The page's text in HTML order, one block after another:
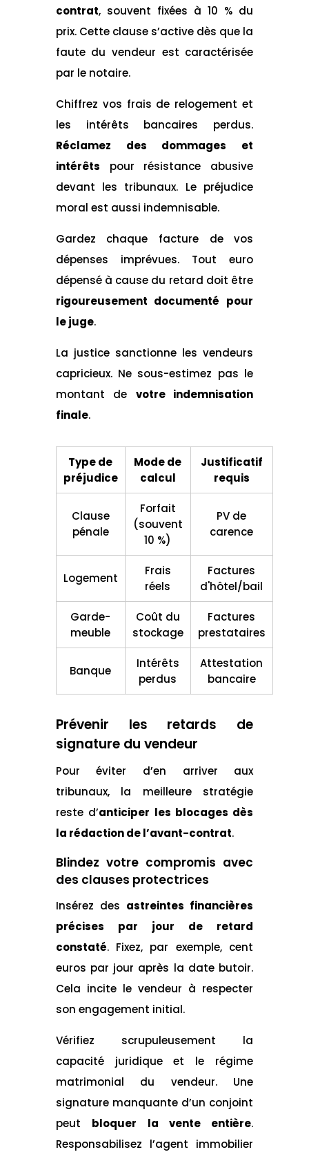
contrat, souvent fixées à 10 % du
prix. Cette clause s’active dès que la
faute du vendeur est caractérisée
par le notaire.
Chiffrez vos frais de relogement et
les intérêts bancaires perdus.
Réclamez des dommages et
intérêts pour résistance abusive
devant les tribunaux. Le préjudice
moral est aussi indemnisable.
Gardez chaque facture de vos
dépenses imprévues. Tout euro
dépensé à cause du retard doit être
rigoureusement documenté pour
le juge.
La justice sanctionne les vendeurs
capricieux. Ne sous-estimez pas le
montant de votre indemnisation
finale.
Type de
préjudice
Mode de
calcul
Justificatif
requis
Clause
pénale
Forfait
(souvent
10 %)
PV de
carence
Logement
Frais
réels
Factures
d'hôtel/bail
Garde-
meuble
Coût du
stockage
Factures
prestataires
Banque
Intérêts
perdus
Attestation
bancaire
Prévenir les retards de
signature du vendeur
Pour éviter d’en arriver aux
tribunaux, la meilleure stratégie
reste d’anticiper les blocages dès
la rédaction de l’avant-contrat.
Blindez votre compromis avec
des clauses protectrices
Insérez des astreintes financières
précises par jour de retard
constaté. Fixez, par exemple, cent
euros par jour après la date butoir.
Cela incite le vendeur à respecter
son engagement initial.
Vérifiez scrupuleusement la
capacité juridique et le régime
matrimonial du vendeur. Une
signature manquante d’un conjoint
peut bloquer la vente entière.
Responsabilisez l’agent immobilier